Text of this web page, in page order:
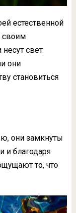
естественной
своим
свет
они
становиться
они замкнуты
и благодаря
то, что